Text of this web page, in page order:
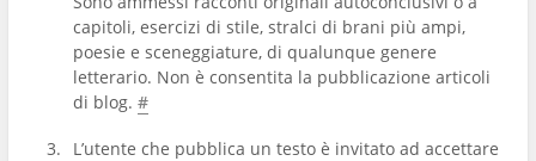
capitoli, esercizi di stile, stralci di brani più ampi,
poesie e sceneggiature, di qualunque genere
letterario. Non è consentita la pubblicazione articoli
di blog. #
L’utente che pubblica un testo è invitato ad accettare